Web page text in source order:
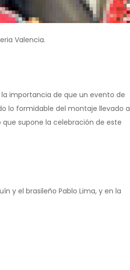
Valencia.
la importancia de que un evento de
lo formidable del montaje llevado a
supone la celebración de este
y el brasileño Pablo Lima, y en la